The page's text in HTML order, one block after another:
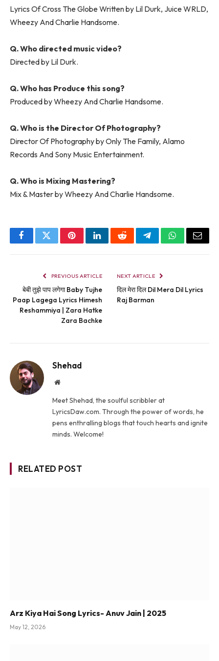
Lyrics Of Cross The Globe Written by Lil Durk, Juice WRLD,
Wheezy And Charlie Handsome.
Q. Who directed music video?
Directed by Lil Durk.
Q. Who has Produce this song?
Produced by Wheezy And Charlie Handsome.
Q. Who is the Director Of Photography?
Director Of Photography by Only The Family, Alamo
Records And Sony Music Entertainment.
Q. Who is Mixing Mastering?
Mix & Master by Wheezy And Charlie Handsome.
FacebookTwitterPinterestLinkedInRedditTelegramWhatsApp
Email
PREVIOUS ARTICLE
बेबी तुझे पाप लगेगा Baby Tujhe
Paap Lagega Lyrics Himesh
Reshammiya | Zara Hatke
Zara Bachke
NEXT ARTICLE
दिल मेरा दिल Dil Mera Dil Lyrics
Raj Barman
Shehad
Website
Meet Shehad, the soulful scribbler at
LyricsDaw.com. Through the power of words, he
pens enthralling blogs that touch hearts and ignite
minds. Welcome!
RELATED POST
Arz Kiya Hai Song Lyrics- Anuv Jain | 2025
May 12, 2026